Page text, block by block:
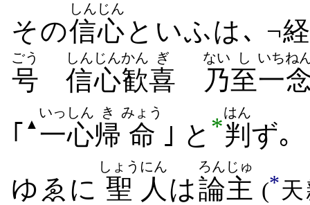
その信心
しんじん
といふは､ ¬
号
ごう
信心
しんじん
歓
かん
喜
ぎ
乃
ない
至
し
一
いちね
｢ ▲ 一心
いっしん
帰
き
命
みょう
｣ と *判
はん
ず｡
ゆゑに 聖
しょう
人
にん
は論主
ろんじゅ
(*